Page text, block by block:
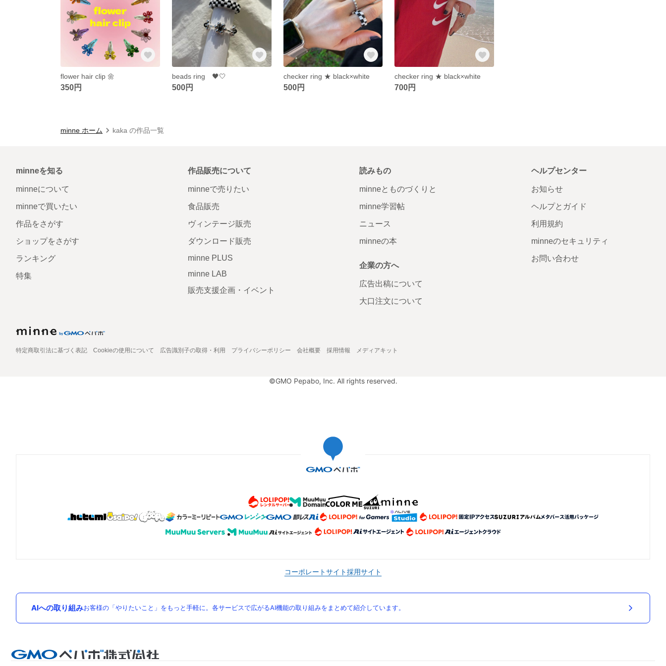
flower hair clip 🌼
350円
beads ring 🖤🤍
500円
checker ring ★ black×white
500円
checker ring ★ black×white
700円
minne ホーム kaka の作品一覧
minneを知る
minneについて
minneで買いたい
作品をさがす
ショップをさがす
ランキング
特集
作品販売について
minneで売りたい
食品販売
ヴィンテージ販売
ダウンロード販売
minne PLUS
minne LAB
販売支援企画・イベント
読みもの
minneとものづくりと
minne学習帖
ニュース
minneの本
企業の方へ
広告出稿について
大口注文について
ヘルプセンター
お知らせ
ヘルプとガイド
利用規約
minneのセキュリティ
お問い合わせ
特定商取引法に基づく表記 Cookieの使用について 広告識別子の取得・利用 プライバシーポリシー 会社概要 採用情報 メディアキット
©GMO Pepabo, Inc. All rights reserved.
コーポレートサイト採用サイト
AIへの取り組みお客様の「やりたいこと」をもっと手軽に。各サービスで広がるAI機能の取り組みをまとめて紹介しています。